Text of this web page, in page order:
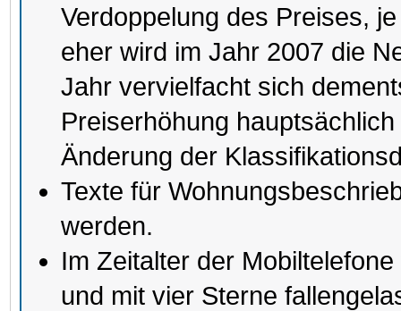
Verdoppelung des Preises,
eher wird im Jahr 2007 die
Jahr vervielfacht sich
Preiserhöhung
Änderung der
Texte für
werden.
Im Zeitalter der
und mit vier Sterne